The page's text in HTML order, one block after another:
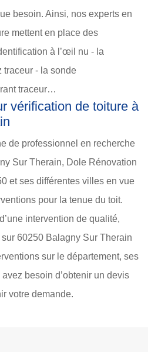
besoin. Ainsi, nos experts en
mettent en place des
à l’œil nu - la
traceur - la sonde
traceur…
vérification de toiture à
de professionnel en recherche
Sur Therain, Dole Rénovation
et ses différentes villes en vue
pour la tenue du toit.
intervention de qualité,
60250 Balagny Sur Therain
sur le département, ses
besoin d’obtenir un devis
votre demande.